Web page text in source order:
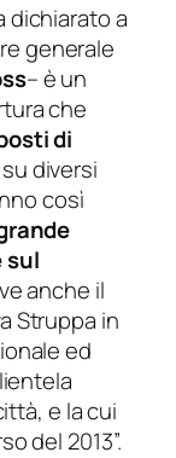
dichiarato a
generale
–è un
che
di
diversi
così
sul
anche il
Struppa in
ed
e la cui
del 2013”.